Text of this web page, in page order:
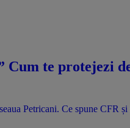
Cum te protejezi
Petricani. Ce spune CFR